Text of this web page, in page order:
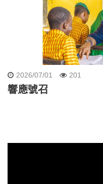
2026/07/01 201
響應號召